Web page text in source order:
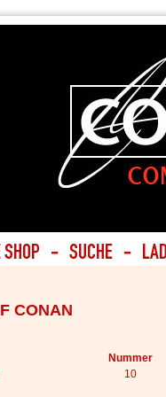
CONAN
Nummer
10